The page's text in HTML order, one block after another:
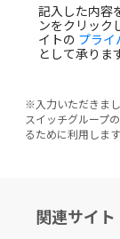
記入した内容
ンをクリック
イトの プライ
として承りま
※入力いただきま
スイッチグループ
るために利用します
関連サイト